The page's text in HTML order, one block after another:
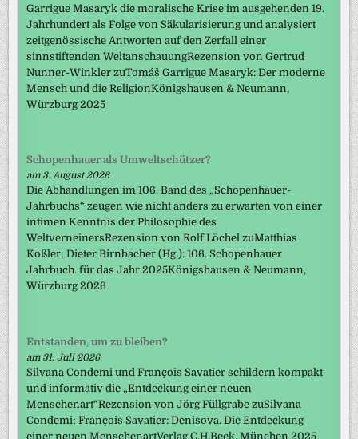
Garrigue Masaryk die moralische Krise im ausgehenden 19.
Jahrhundert als Folge von Säkularisierung und analysiert
zeitgenössische Antworten auf den Zerfall einer
sinnstiftenden WeltanschauungRezension von Gertrud
Nunner-Winkler zuTomáš Garrigue Masaryk: Der moderne
Mensch und die ReligionKönigshausen & Neumann,
Würzburg 2025
Schopenhauer als Umweltschützer?
am 3. August 2026
Die Abhandlungen im 106. Band des „Schopenhauer-
Jahrbuchs“ zeugen wie nicht anders zu erwarten von einer
intimen Kenntnis der Philosophie des
WeltverneinersRezension von Rolf Löchel zuMatthias
Koßler; Dieter Birnbacher (Hg.): 106. Schopenhauer
Jahrbuch. für das Jahr 2025Königshausen & Neumann,
Würzburg 2026
Entstanden, um zu bleiben?
am 31. Juli 2026
Silvana Condemi und François Savatier schildern kompakt
und informativ die „Entdeckung einer neuen
Menschenart“Rezension von Jörg Füllgrabe zuSilvana
Condemi; François Savatier: Denisova. Die Entdeckung
einer neuen MenschenartVerlag C.H.Beck, München 2025